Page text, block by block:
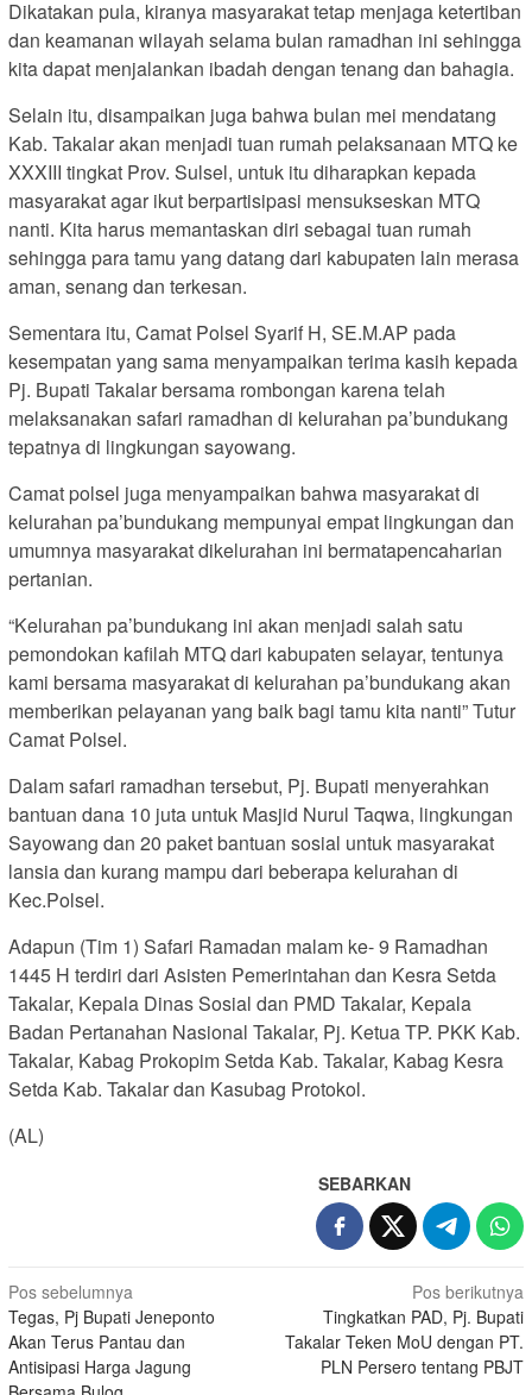
Dikatakan pula, kiranya masyarakat tetap menjaga ketertiban
dan keamanan wilayah selama bulan ramadhan ini sehingga
kita dapat menjalankan ibadah dengan tenang dan bahagia.
Selain itu, disampaikan juga bahwa bulan mei mendatang
Kab. Takalar akan menjadi tuan rumah pelaksanaan MTQ ke
XXXIII tingkat Prov. Sulsel, untuk itu diharapkan kepada
masyarakat agar ikut berpartisipasi mensukseskan MTQ
nanti. Kita harus memantaskan diri sebagai tuan rumah
sehingga para tamu yang datang dari kabupaten lain merasa
aman, senang dan terkesan.
Sementara itu, Camat Polsel Syarif H, SE.M.AP pada
kesempatan yang sama menyampaikan terima kasih kepada
Pj. Bupati Takalar bersama rombongan karena telah
melaksanakan safari ramadhan di kelurahan pa’bundukang
tepatnya di lingkungan sayowang.
Camat polsel juga menyampaikan bahwa masyarakat di
kelurahan pa’bundukang mempunyai empat lingkungan dan
umumnya masyarakat dikelurahan ini bermatapencaharian
pertanian.
“Kelurahan pa’bundukang ini akan menjadi salah satu
pemondokan kafilah MTQ dari kabupaten selayar, tentunya
kami bersama masyarakat di kelurahan pa’bundukang akan
memberikan pelayanan yang baik bagi tamu kita nanti” Tutur
Camat Polsel.
Dalam safari ramadhan tersebut, Pj. Bupati menyerahkan
bantuan dana 10 juta untuk Masjid Nurul Taqwa, lingkungan
Sayowang dan 20 paket bantuan sosial untuk masyarakat
lansia dan kurang mampu dari beberapa kelurahan di
Kec.Polsel.
Adapun (Tim 1) Safari Ramadan malam ke- 9 Ramadhan
1445 H terdiri dari Asisten Pemerintahan dan Kesra Setda
Takalar, Kepala Dinas Sosial dan PMD Takalar, Kepala
Badan Pertanahan Nasional Takalar, Pj. Ketua TP. PKK Kab.
Takalar, Kabag Prokopim Setda Kab. Takalar, Kabag Kesra
Setda Kab. Takalar dan Kasubag Protokol.
(AL)
SEBARKAN
Navigasi
pos
Pos sebelumnya
Tegas, Pj Bupati Jeneponto
Akan Terus Pantau dan
Antisipasi Harga Jagung
Pos berikutnya
Tingkatkan PAD, Pj. Bupati
Takalar Teken MoU dengan PT.
PLN Persero tentang PBJT